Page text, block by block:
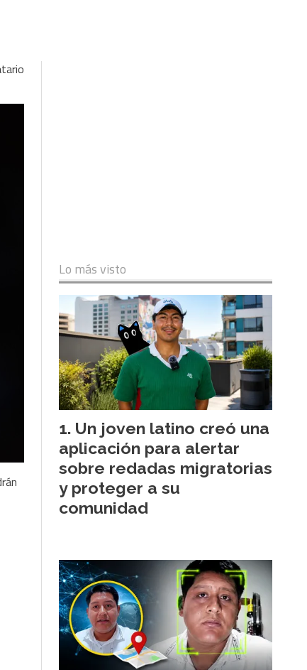
Lo más visto
Un joven latino creó una
aplicación para alertar
sobre redadas migratorias
y proteger a su
comunidad